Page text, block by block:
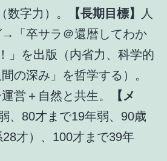
数字力）。
【長期目標】
人
「卒サラ＠還暦してわか
」を出版（内省力、科学的
の深み」を哲学する）。
営＋自然と共生。
【メ
、80才まで19年弱、90歳
才）、100才まで39年